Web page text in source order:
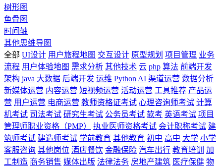
树形图
鱼骨图
时间轴
其他思维导图
全部 UI设计 用户旅程地图 交互设计 原型规划 项目管理 业务
流程 用户体验地图 需求分析 其他技术 云 php 算法 前端开发
架构 java 大数据 后端开发 运维 Python AI 渠道运营 数据分析
新媒体运营 内容运营 短视频运营 活动运营 工具推荐 产品运
营 用户运营 电商运营 教师资格证考试 心理咨询师考试 计算
机考试 司法考试 研究生考试 公务员考试 软考 英语考试 项目
管理师职业资格（PMP）
执业医师资格考试 会计职称考试 建
筑师考试 建造师考试 学前教育 其他教育 初中 高中 大学 小学
客服咨询 其他岗位 酒店餐饮 金融保险 汽车出行 教育培训
加
工制造 商务销售 媒体出版 法律法务 房地产建筑 医疗保健 物